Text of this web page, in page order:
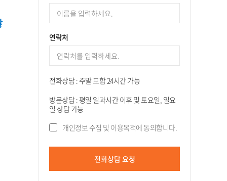
연락처
전화상담 : 주말 포함 24시간 가능
방문상담 : 평일 일과시간 이후 및 토요일, 일요
일 상담 가능
개인정보 수집 및 이용목적에 동의합니다.
전화상담 요청